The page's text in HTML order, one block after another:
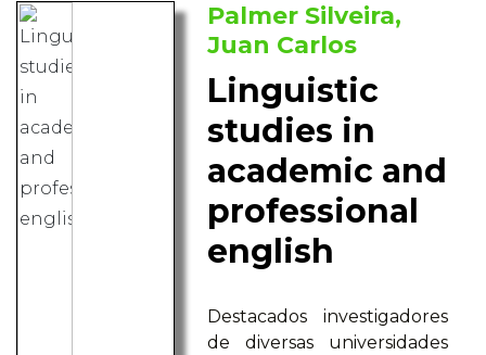
Palmer Silveira,
Juan Carlos
Linguistic
studies in
academic and
professional
english
Destacados investigadores
de diversas universidades